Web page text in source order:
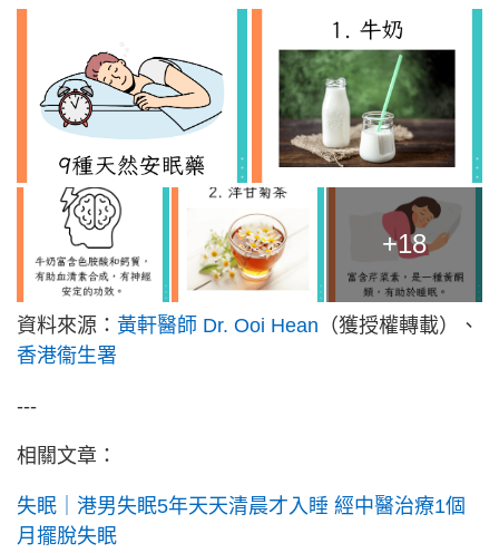
+18
資料來源： 黃軒醫師 Dr. Ooi Hean （獲授權轉載）、
香港衞生署
---
相關文章：
失眠｜港男失眠5年天天清晨才入睡 經中醫治療1個
月擺脫失眠